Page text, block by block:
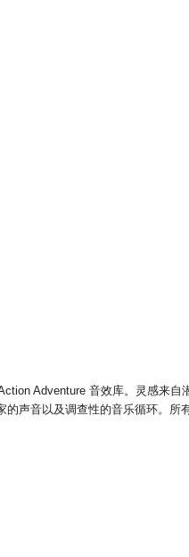
Adventure 音效库。灵感来自
声音以及调查性的音乐循环。所